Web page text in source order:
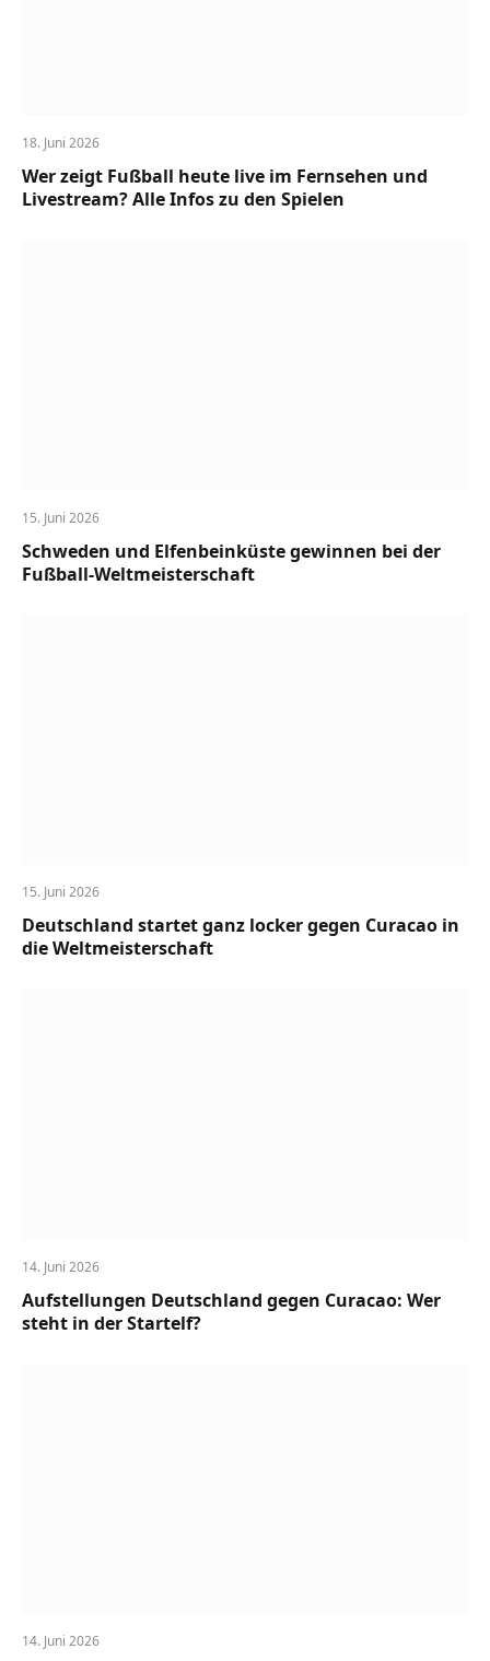
18. Juni 2026
Wer zeigt Fußball heute live im Fernsehen und
Livestream? Alle Infos zu den Spielen
15. Juni 2026
Schweden und Elfenbeinküste gewinnen bei der
Fußball-Weltmeisterschaft
15. Juni 2026
Deutschland startet ganz locker gegen Curacao in
die Weltmeisterschaft
14. Juni 2026
Aufstellungen Deutschland gegen Curacao: Wer
steht in der Startelf?
14. Juni 2026